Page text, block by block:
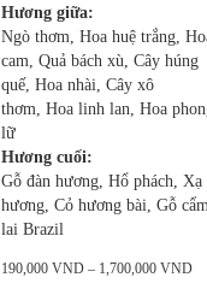
Hương giữa:
Ngò thơm, Hoa huệ trắng,
cam, Quả bách xù, Cây húng
quế, Hoa nhài, Cây xô
thơm, Hoa linh lan, Hoa
lữ
Hương cuối:
Gỗ đàn hương, Hổ phách, Xạ
hương, Cỏ hương bài, Gỗ
lai Brazil
190,000 VND– 1,700,000 VND